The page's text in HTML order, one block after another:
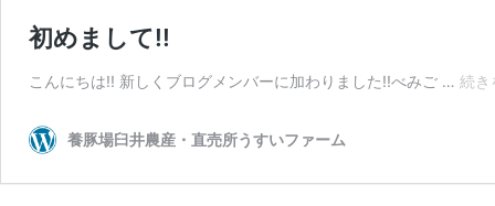
初めまして!!
こんにちは!! 新しくブログメンバーに加わりました!!べみご … 続き
養豚場臼井農産・直売所うすいファーム